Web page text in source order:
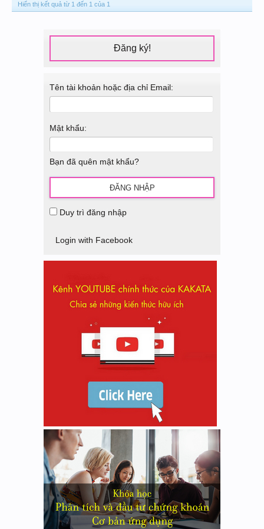
Hiển thị kết quả từ 1 đến 1 của 1
Đăng ký!
Tên tài khoản hoặc địa chỉ Email:
Mật khẩu:
Bạn đã quên mật khẩu?
Duy trì đăng nhập
Login with Facebook